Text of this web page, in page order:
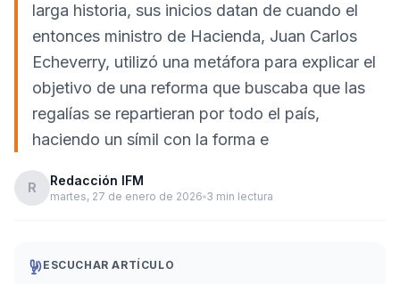
larga historia, sus inicios datan de cuando el
entonces ministro de Hacienda, Juan Carlos
Echeverry, utilizó una metáfora para explicar el
objetivo de una reforma que buscaba que las
regalías se repartieran por todo el país,
haciendo un símil con la forma e
R Redacción IFM
martes, 27 de enero de 2026 3 min lectura
ESCUCHAR ARTÍCULO